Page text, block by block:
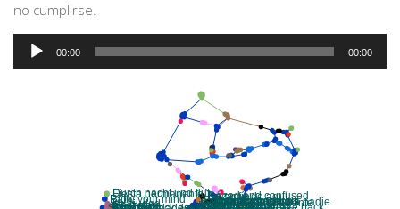
no cumplirse.
Audio
Player
00:00 00:00